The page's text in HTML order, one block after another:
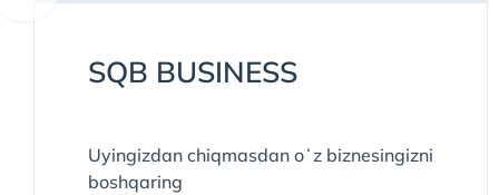
SQB BUSINESS
Uyingizdan chiqmasdan oʻz biznesingizni
boshqaring